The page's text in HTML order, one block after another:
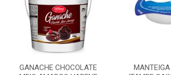
GANACHE CHOCOLATE